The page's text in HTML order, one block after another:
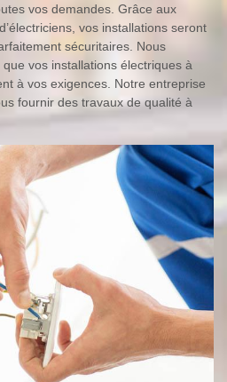
vos demandes. Grâce aux
vos installations seront
sécuritaires. Nous
vos installations électriques à
à vos exigences. Notre entreprise
fournir des travaux de qualité à